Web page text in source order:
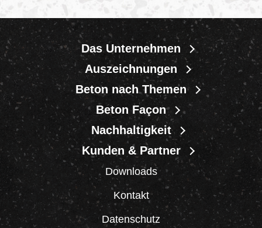
Das Unternehmen
Auszeichnungen
Beton nach Themen
Beton Façon
Nachhaltigkeit
Kunden & Partner
Downloads
Kontakt
Datenschutz